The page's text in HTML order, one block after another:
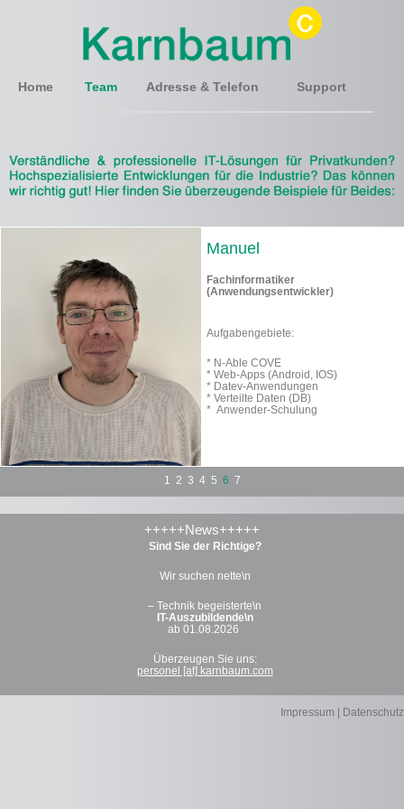
Home Team Adresse & Telefon Support
Manuel
Fachinformatiker
(Anwendungsentwickler)
Aufgabengebiete:
* N-Able COVE
* Web-Apps (Android, IOS)
* Datev-Anwendungen
* Verteilte Daten (DB)
* Anwender-Schulung
1 2 3 4 5 6 7
+++++News+++++
Sind Sie der Richtige?
Wir suchen nette\n
– Technik begeisterte\n
IT-Auszubildende\n
ab 01.08.2026
Überzeugen Sie uns:
personel [at] karnbaum.com
Impressum | Datenschutz